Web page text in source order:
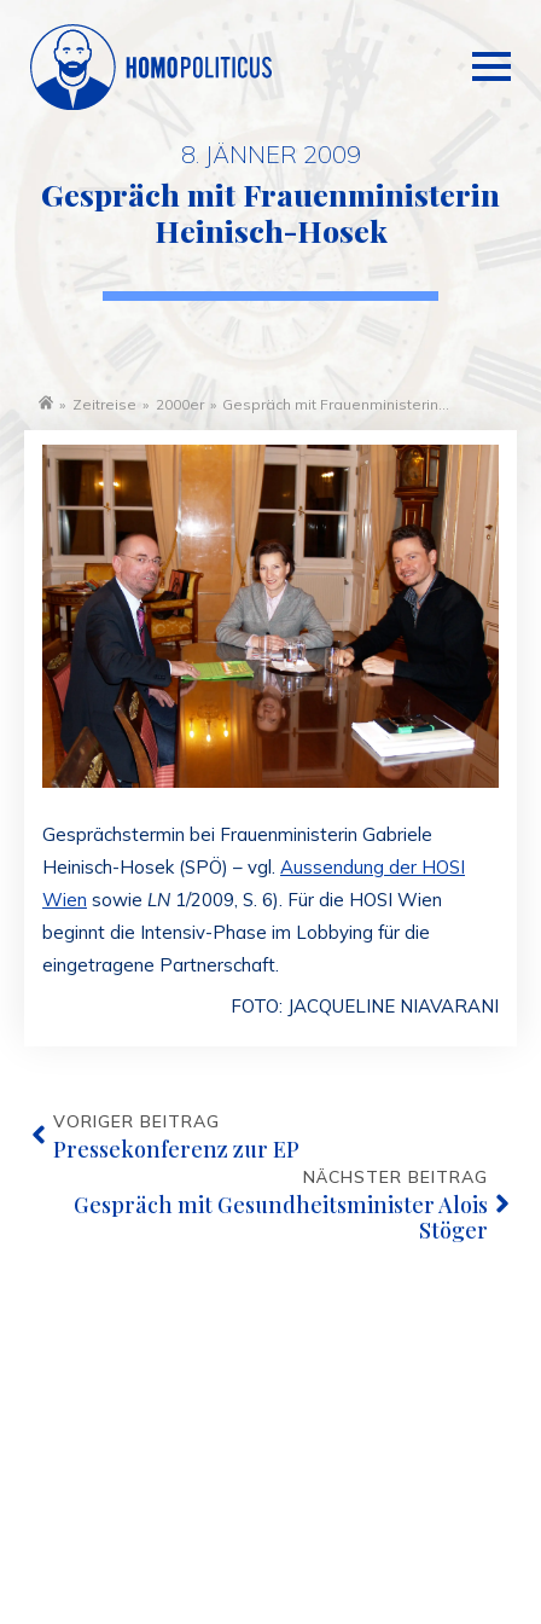
8. JÄNNER 2009
Gespräch mit Frauenministerin
Heinisch-Hosek
» Zeitreise » 2000er » Gespräch mit Frauenministerin
Gesprächstermin bei Frauenministerin Gabriele
Heinisch-Hosek (SPÖ) – vgl. Aussendung der HOSI
Wien sowie LN 1/2009, S. 6). Für die HOSI Wien
beginnt die Intensiv-Phase im Lobbying für die
eingetragene Partnerschaft.
FOTO: JACQUELINE NIAVARANI
VORIGER BEITRAG
Pressekonferenz zur EP
NÄCHSTER BEITRAG
Gespräch mit Gesundheitsminister Alois
Stöger